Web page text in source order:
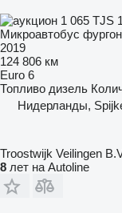
1 065 TJS
Микроавтобус фургон
2019
124 806 км
Euro 6
Топливо дизель
Нидерланды,
Troostwijk Veilingen
8 лет на Autoline